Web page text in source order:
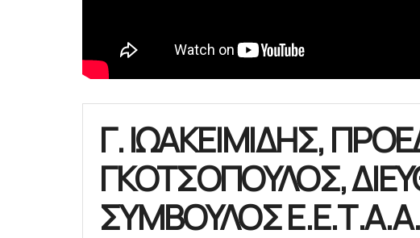
Γ. ΙΩΑΚΕΙΜΙΔΗΣ,
ΓΚΟΤΣΟΠΟΥΛΟΣ,
ΣΥΜΒΟΥΛΟΣ Ε.Ε.Τ.Α.Α.